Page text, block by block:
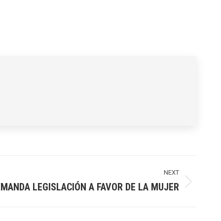
NEXT
LEGISLACIÓN A FAVOR DE LA MUJER